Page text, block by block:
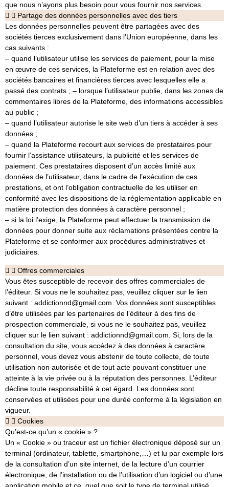
que nous n’ayons plus besoin pour vous fournir nos services.
Partage des données personnelles avec des tiers
Les données personnelles peuvent être partagées avec des
sociétés tierces exclusivement dans l’Union européenne, dans les
cas suivants :
– quand l’utilisateur utilise les services de paiement, pour la mise
en œuvre de ces services, la Plateforme est en relation avec des
sociétés bancaires et financières tierces avec lesquelles elle a
passé des contrats ; – lorsque l’utilisateur publie, dans les zones de
commentaires libres de la Plateforme, des informations accessibles
au public ;
– quand l’utilisateur autorise le site web d’un tiers à accéder à ses
données ;
– quand la Plateforme recourt aux services de prestataires pour
fournir l’assistance utilisateurs, la publicité et les services de
paiement. Ces prestataires disposent d’un accès limité aux
données de l’utilisateur, dans le cadre de l’exécution de ces
prestations, et ont l’obligation contractuelle de les utiliser en
conformité avec les dispositions de la réglementation applicable en
matière protection des données à caractère personnel ;
– si la loi l’exige, la Plateforme peut effectuer la transmission de
données pour donner suite aux réclamations présentées contre la
Plateforme et se conformer aux procédures administratives et
judiciaires.
Offres commerciales
Vous êtes susceptible de recevoir des offres commerciales de
l’éditeur. Si vous ne le souhaitez pas, veuillez cliquer sur le lien
suivant : addictionnd@gmail.com. Vos données sont susceptibles
d’être utilisées par les partenaires de l’éditeur à des fins de
prospection commerciale, si vous ne le souhaitez pas, veuillez
cliquer sur le lien suivant : addictionnd@gmail.com. Si, lors de la
consultation du site, vous accédez à des données à caractère
personnel, vous devez vous abstenir de toute collecte, de toute
utilisation non autorisée et de tout acte pouvant constituer une
atteinte à la vie privée ou à la réputation des personnes. L’éditeur
décline toute responsabilité à cet égard. Les données sont
conservées et utilisées pour une durée conforme à la législation en
vigueur.
Cookies
Qu’est-ce qu’un « cookie » ?
Un « Cookie » ou traceur est un fichier électronique déposé sur un
terminal (ordinateur, tablette, smartphone,…) et lu par exemple lors
de la consultation d’un site internet, de la lecture d’un courrier
électronique, de l’installation ou de l’utilisation d’un logiciel ou d’une
application mobile et ce, quel que soit le type de terminal utilisé